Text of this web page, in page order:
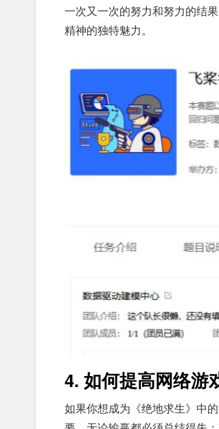
一次又一次的努力和努力的结
精神的独特魅力。
4. 如何提高网络游
如果你想成为《绝地求生》中